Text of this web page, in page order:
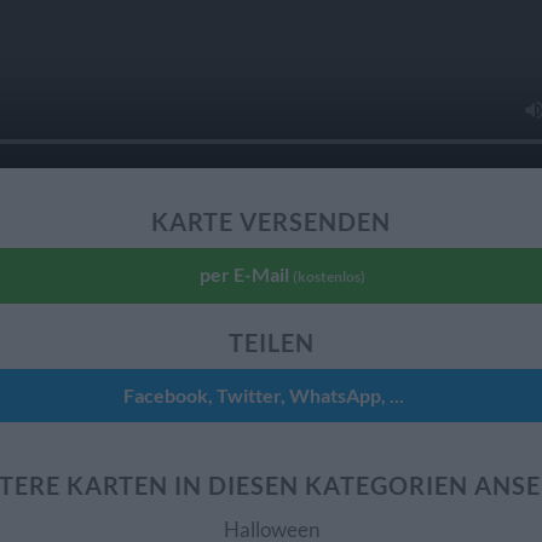
KARTE VERSENDEN
per E-Mail (kostenlos)
TEILEN
Facebook, Twitter, WhatsApp, ...
KARTEN IN DIESEN KATEGORIEN
Halloween